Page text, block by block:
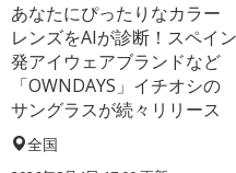
あなたにぴったりなカラー
レンズをAIが診断！スペイン
発アイウェアブランドなど
「OWNDAYS」イチオシの
サングラスが続々リリース
全国